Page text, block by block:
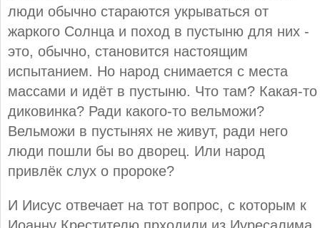
люди обычно стараются укрываться от
жаркого Солнца и поход в пустыню для них -
это, обычно, становится настоящим
испытанием. Но народ снимается с места
массами и идёт в пустыню. Что там? Какая-то
диковинка? Ради какого-то вельможи?
Вельможи в пустынях не живут, ради него
люди пошли бы во дворец. Или народ
привлёк слух о пророке?
И Иисус отвечает на тот вопрос, с которым к